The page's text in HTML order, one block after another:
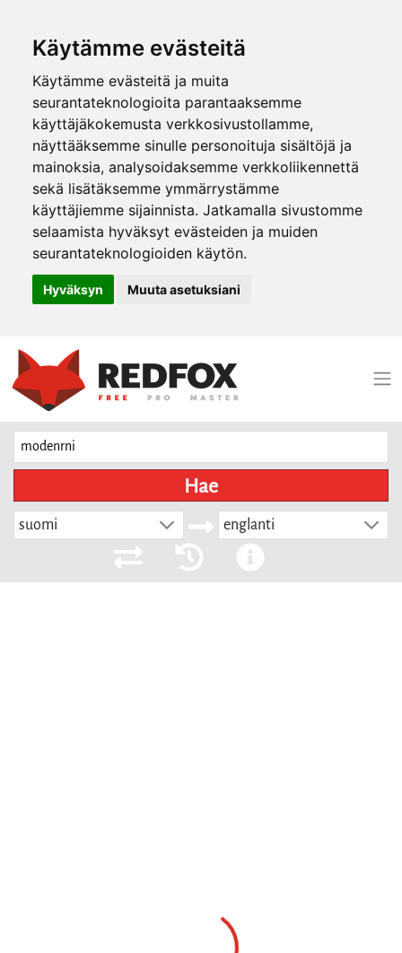
Käytämme evästeitä
Käytämme evästeitä ja muita
seurantateknologioita parantaaksemme
käyttäjäkokemusta verkkosivustollamme,
näyttääksemme sinulle personoituja sisältöjä ja
mainoksia, analysoidaksemme verkkoliikennettä
sekä lisätäksemme ymmärrystämme
käyttäjiemme sijainnista. Jatkamalla sivustomme
selaamista hyväksyt evästeiden ja muiden
seurantateknologioiden käytön.
Hyväksyn Muuta asetuksiani
Hae
suomi englanti